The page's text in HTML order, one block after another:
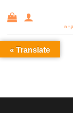
Translate »